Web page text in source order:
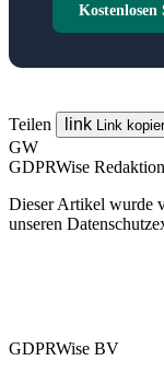
Kostenlosen
Teilen link Link
GW
GDPRWise Redaktion
Dieser Artikel wurde
unseren
GDPRWise BV